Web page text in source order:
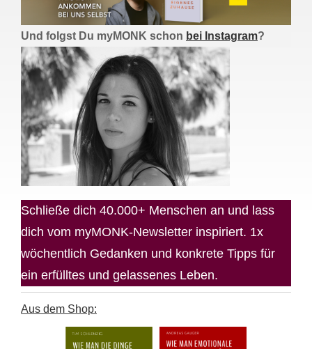
Und folgst Du myMONK schon bei Instagram?
Schließe dich 40.000+ Menschen an und lass
dich vom myMONK-Newsletter inspiriert. 1x
wöchentlich Gedanken und konkrete Tipps für
ein erfülltes und gelassenes Leben.
Aus dem Shop: